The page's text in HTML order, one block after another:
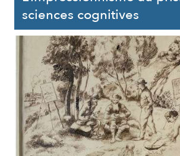
sciences cognitives